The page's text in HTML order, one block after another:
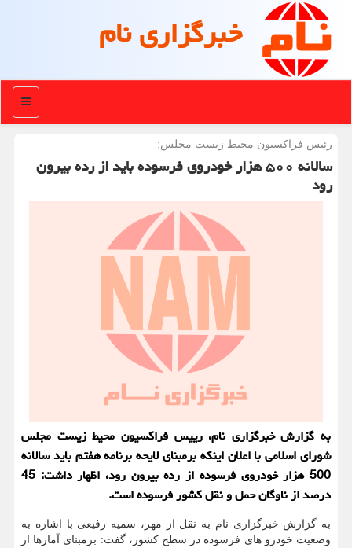
خبرگزاری نام
منو
رئیس فراكسیون محیط زیست مجلس:
سالانه ۵۰۰ هزار خودروی فرسوده باید از رده بیرون
رود
به گزارش خبرگزاری نام، رییس فراکسیون محیط زیست مجلس
شورای اسلامی با اعلان اینکه برمبنای لایحه برنامه هفتم باید سالانه
500 هزار خودروی فرسوده از رده بیرون رود، اظهار داشت: 45
درصد از ناوگان حمل و نقل کشور فرسوده است.
به گزارش خبرگزاری نام به نقل از مهر، سمیه رفیعی با اشاره به
وضعیت خودرو های فرسوده در سطح کشور، گفت: برمبنای آمارها از